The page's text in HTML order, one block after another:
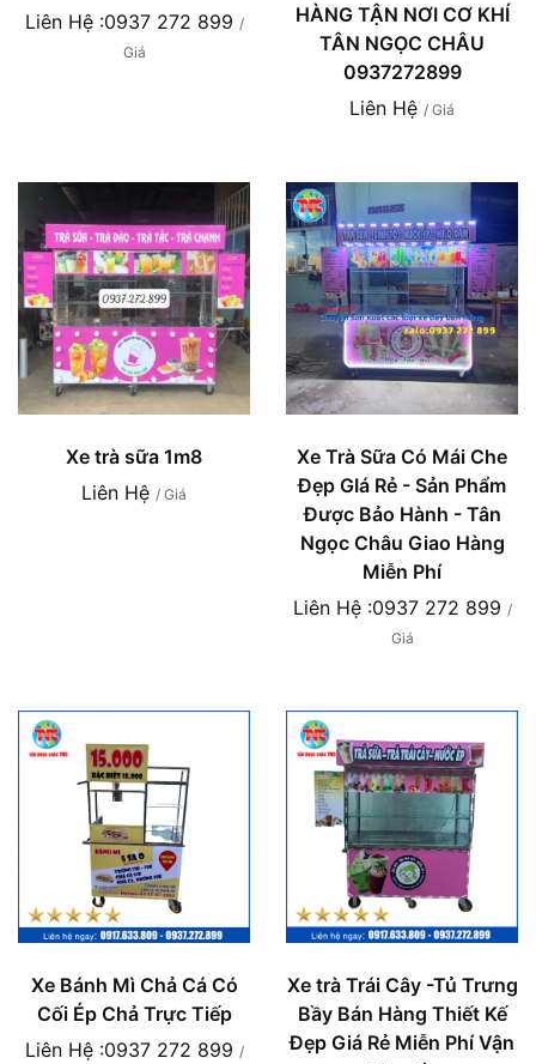
Liên Hệ :0937 272 899 /
Giá
HÀNG TẬN NƠI CƠ KHÍ
TÂN NGỌC CHÂU
0937272899
Liên Hệ / Giá
Xe trà sữa 1m8
Liên Hệ / Giá
Xe Trà Sữa Có Mái Che
Đẹp GIá Rẻ - Sản Phẩm
Được Bảo Hành - Tân
Ngọc Châu Giao Hàng
Miễn Phí
Liên Hệ :0937 272 899 /
Giá
Xe Bánh Mì Chả Cá Có
Cối Ép Chả Trực Tiếp
Liên Hệ :0937 272 899 /
Xe trà Trái Cây -Tủ Trưng
Bầy Bán Hàng Thiết Kế
Đẹp Giá Rẻ Miễn Phí Vận